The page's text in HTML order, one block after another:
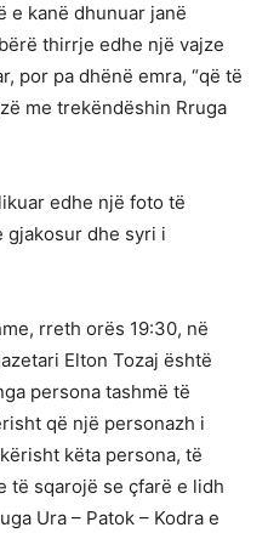
e kanë dhunuar janë
thirrje edhe një vajze
por pa dhënë emra, “që të
me trekëndëshin Rruga
edhe një foto të
gjakosur dhe syri i
rreth orës 19:30, në
Elton Tozaj është
persona tashmë të
që një personazh i
këta persona, të
të sqarojë se çfarë e lidh
Ura – Patok – Kodra e